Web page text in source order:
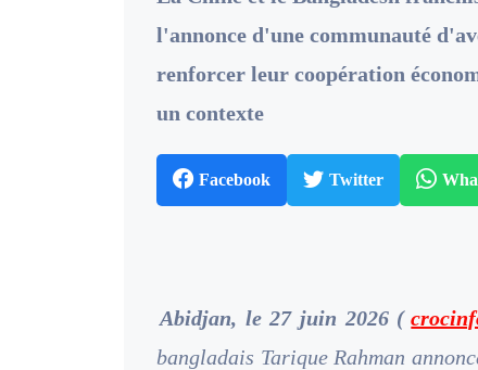
l'annonce d'une communauté
renforcer leur coopération
un contexte
Facebook Twitter
Abidjan, le 27 juin 2026 (
bangladais Tarique Rahman